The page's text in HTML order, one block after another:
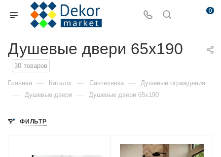
0
Душевые двери 65x190
30 товаров
Главная — Каталог — Сантехника — Душевые ограждения
— Душевые двери — Душевые двери 65x190
ФИЛЬТР